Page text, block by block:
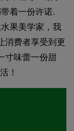
着一份许诺.
果美学家，我
消费者享受到更
寸味蕾一份甜
！